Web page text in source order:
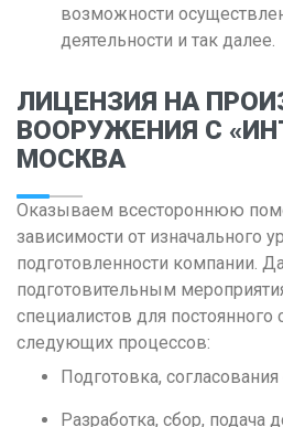
возможности
деятельности и так далее.
ЛИЦЕНЗИЯ НА
ВООРУЖЕНИЯ С
МОСКВА
Оказываем всестороннюю
зависимости от изначального
подготовленности компании.
подготовительным
специалистов для
следующих процессов:
Подготовка,
Разработка, сбор, подача
Пермь
Ростов-на-Дону
Рязань
Самара
Саранск
Саратов
Севастополь
Симферополь
Смоленск